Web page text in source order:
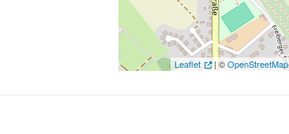
Leaflet | ©OpenStreetMap